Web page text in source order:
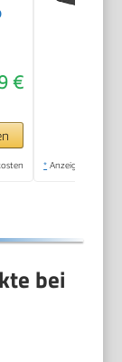
€
* Anzeige
bei